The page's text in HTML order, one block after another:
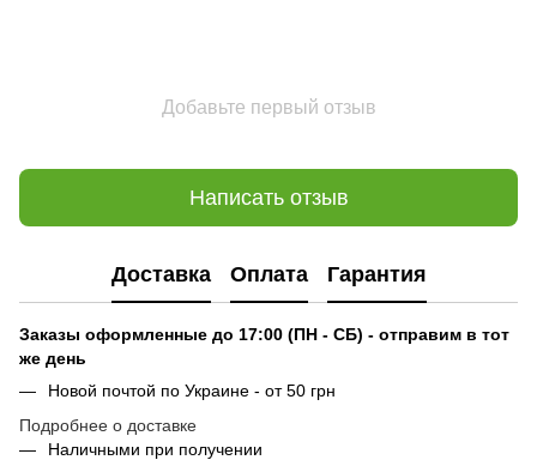
Добавьте первый отзыв
Написать отзыв
Доставка Оплата Гарантия
Заказы оформленные до 17:00 (ПН - СБ) - отправим в тот
же день
Новой почтой по Украине - от 50 грн
Подробнее о доставке
Наличными при получении